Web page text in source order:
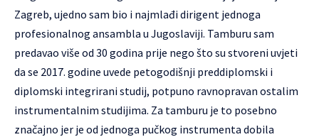
Zagreb, ujedno sam bio i najmlađi dirigent jednoga
profesionalnog ansambla u Jugoslaviji. Tamburu sam
predavao više od 30 godina prije nego što su stvoreni uvjeti
da se 2017. godine uvede petogodišnji preddiplomski i
diplomski integrirani studij, potpuno ravnopravan ostalim
instrumentalnim studijima. Za tamburu je to posebno
značajno jer je od jednoga pučkog instrumenta dobila